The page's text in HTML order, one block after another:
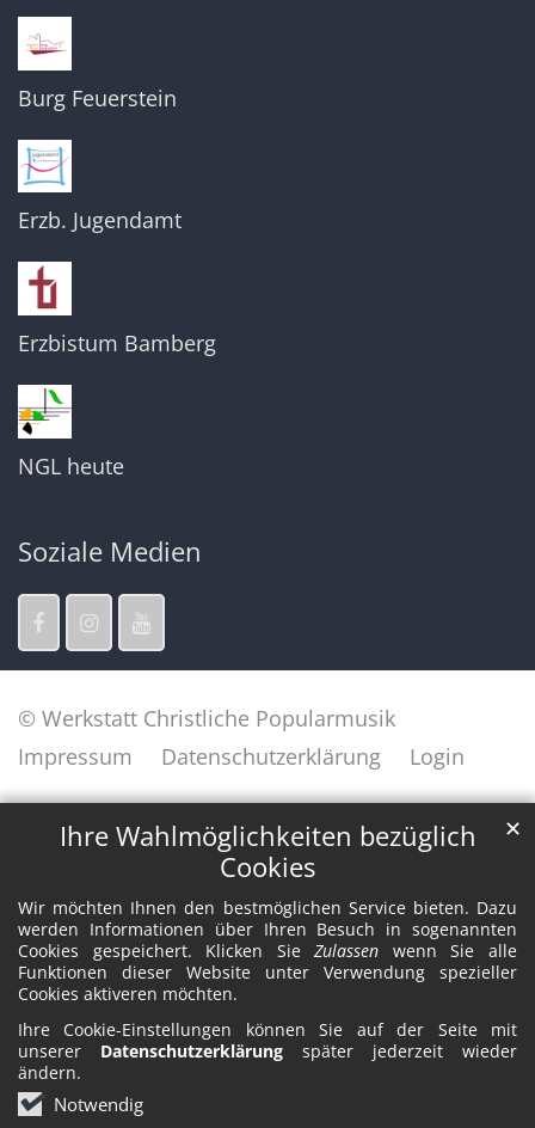
Ihre Wahlmöglichkeiten bezüglich
Cookies
Wir möchten Ihnen den bestmöglichen Service bieten. Dazu
werden Informationen über Ihren Besuch in sogenannten
Cookies gespeichert. Klicken SieZulassen wenn Sie alle
Funktionen dieser Website unter Verwendung spezieller
Cookies aktiveren möchten.
Ihre Cookie-Einstellungen können Sie auf der Seite mit
unserer Datenschutzerklärung später jederzeit wieder
ändern.
Notwendig
✕
Burg Feuerstein
Erzb. Jugendamt
Erzbistum Bamberg
NGL heute
Soziale Medien
© Werkstatt Christliche Popularmusik
Impressum
Datenschutzerklärung Login